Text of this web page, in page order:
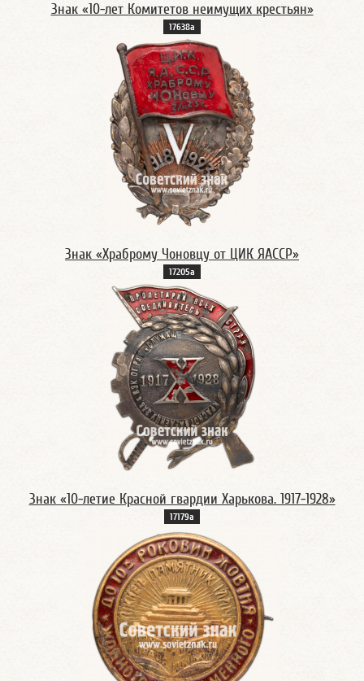
Знак «10-лет Комитетов неимущих крестьян»
17638а
Знак «Храброму Чоновцу от ЦИК ЯАССР»
17205а
Знак «10-летие Красной гвардии Харькова. 1917-1928»
17179а